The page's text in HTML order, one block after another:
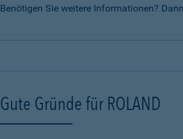
Benötigen Sie weitere Informationen?
Gute Gründe für ROLAND